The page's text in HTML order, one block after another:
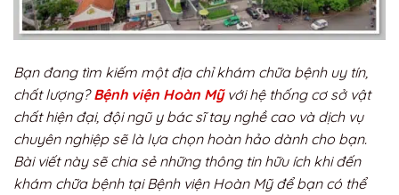
Bạn đang tìm kiếm một địa chỉ khám chữa bệnh uy tín,
chất lượng?Bệnh viện Hoàn Mỹ với hệ thống cơ sở vật
chất hiện đại, đội ngũ y bác sĩ tay nghề cao và dịch vụ
chuyên nghiệp sẽ là lựa chọn hoàn hảo dành cho bạn.
Bài viết này sẽ chia sẻ những thông tin hữu ích khi đến
khám chữa bệnh tại Bệnh viện Hoàn Mỹ để bạn có thể